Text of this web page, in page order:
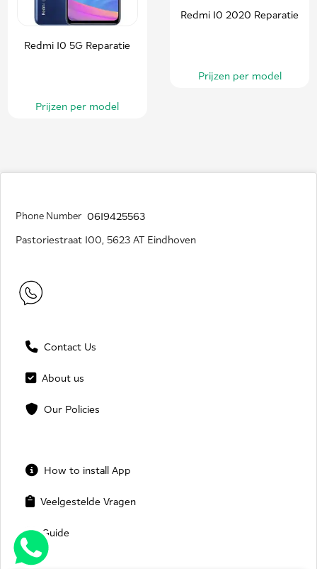
Redmi 10 5G Reparatie
Prijzen per model
Redmi 10 2020 Reparatie
Prijzen per model
Phone Number 0619425563
Pastoriestraat 100, 5623 AT Eindhoven
Contact Us
About us
Our Policies
How to install App
Veelgestelde Vragen
Guide